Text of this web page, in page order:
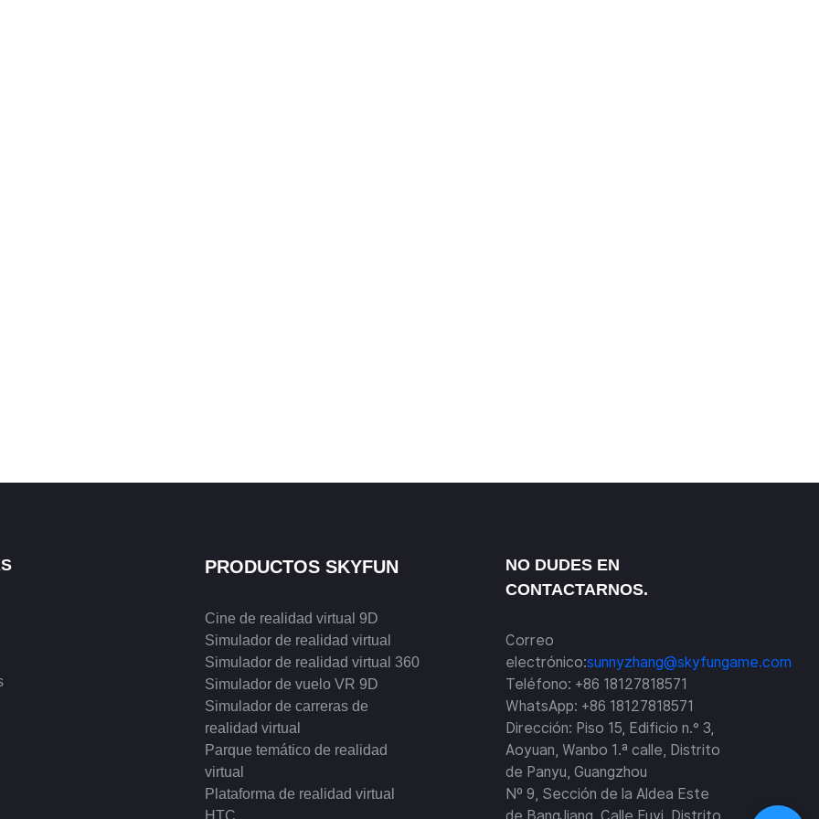
PRODUCTOS SKYFUN
Cine de realidad virtual 9D
Simulador de realidad virtual
Simulador de realidad virtual 360
Simulador de vuelo VR 9D
Simulador de carreras de
realidad virtual
Parque temático de realidad
virtual
Plataforma de realidad virtual
NO DUDES EN
CONTACTARNOS.
Correo
electrónico:sunnyzhang@skyfungame.com
Teléfono: +86 18127818571
WhatsApp: +86 18127818571
Dirección: Piso 15, Edificio n.° 3,
Aoyuan, Wanbo 1.ª calle, Distrito
de Panyu, Guangzhou
Nº 9, Sección de la Aldea Este